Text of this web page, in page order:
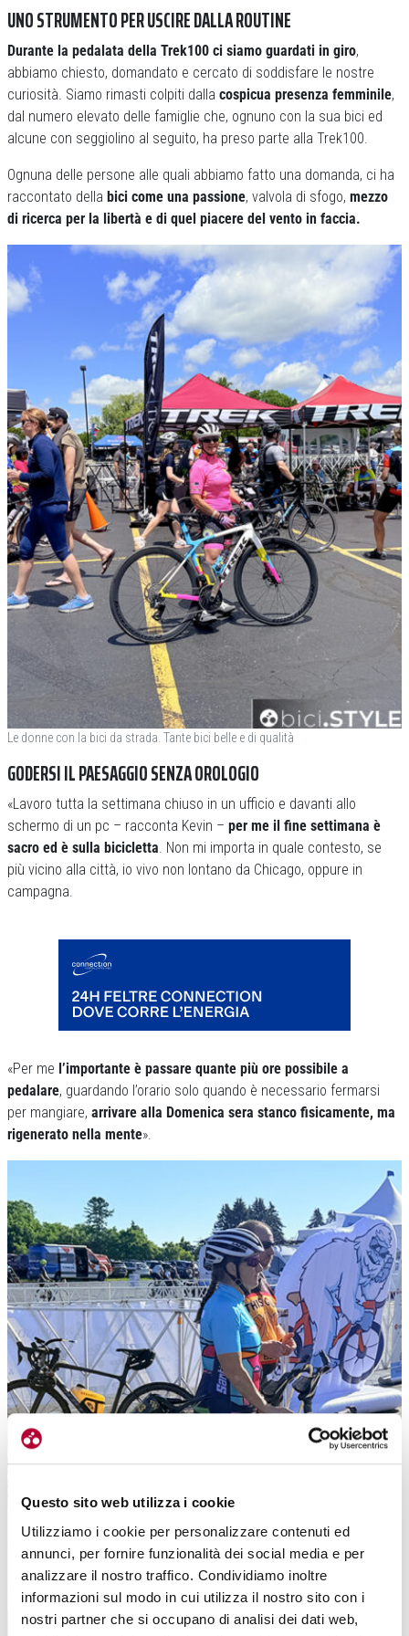
Questo sito web utilizza i cookie
Utilizziamo i cookie per personalizzare contenuti ed
annunci, per fornire funzionalità dei social media e per
analizzare il nostro traffico. Condividiamo inoltre
informazioni sul modo in cui utilizza il nostro sito con i
nostri partner che si occupano di analisi dei dati web,
UNO STRUMENTO PER USCIRE DALLA ROUTINE
Durante la pedalata della Trek100 ci siamo guardati in giro,
abbiamo chiesto, domandato e cercato di soddisfare le nostre
curiosità. Siamo rimasti colpiti dalla cospicua presenza femminile,
dal numero elevato delle famiglie che, ognuno con la sua bici ed
alcune con seggiolino al seguito, ha preso parte alla Trek100.
Ognuna delle persone alle quali abbiamo fatto una domanda, ci ha
raccontato della bici come una passione, valvola di sfogo, mezzo
di ricerca per la libertà e di quel piacere del vento in faccia.
Le donne con la bici da strada. Tante bici belle e di qualità
GODERSI IL PAESAGGIO SENZA OROLOGIO
«Lavoro tutta la settimana chiuso in un ufficio e davanti allo
schermo di un pc – racconta Kevin – per me il fine settimana è
sacro ed è sulla bicicletta. Non mi importa in quale contesto, se
più vicino alla città, io vivo non lontano da Chicago, oppure in
campagna.
«Per me l’importante è passare quante più ore possibile a
pedalare, guardando l’orario solo quando è necessario fermarsi
per mangiare, arrivare alla Domenica sera stanco fisicamente, ma
rigenerato nella mente».